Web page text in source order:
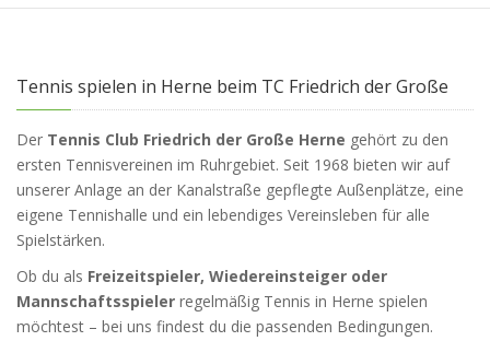
Tennis spielen in Herne beim TC Friedrich der Große
Der Tennis Club Friedrich der Große Herne gehört zu den
ersten Tennisvereinen im Ruhrgebiet. Seit 1968 bieten wir auf
unserer Anlage an der Kanalstraße gepflegte Außenplätze, eine
eigene Tennishalle und ein lebendiges Vereinsleben für alle
Spielstärken.
Ob du als Freizeitspieler, Wiedereinsteiger oder
Mannschaftsspieler regelmäßig Tennis in Herne spielen
möchtest – bei uns findest du die passenden Bedingungen.